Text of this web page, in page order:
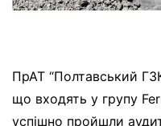
ПрАТ “Полтавський
що входять у групу
успішно пройшли аудит